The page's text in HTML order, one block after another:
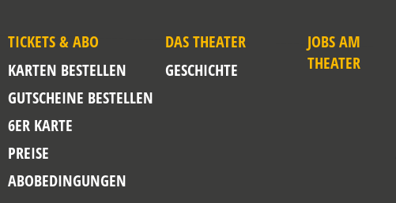
TICKETS & ABO
KARTEN BESTELLEN
GUTSCHEINE BESTELLEN
6ER KARTE
PREISE
ABOBEDINGUNGEN
DAS THEATER
GESCHICHTE
JOBS AM
THEATER